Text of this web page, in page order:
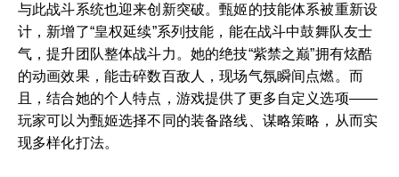
与此战斗系统也迎来创新突破。甄姬的技能体系被重新设
计，新增了“皇权延续”系列技能，能在战斗中鼓舞队友士
气，提升团队整体战斗力。她的绝技“紫禁之巅”拥有炫酷
的动画效果，能击碎数百敌人，现场气氛瞬间点燃。而
且，结合她的个人特点，游戏提供了更多自定义选项——
玩家可以为甄姬选择不同的装备路线、谋略策略，从而实
现多样化打法。